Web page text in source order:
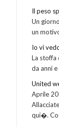
Il peso
Un
un
Io vi
La stoffa
da anni
United
Aprile
qui�.